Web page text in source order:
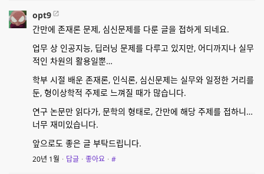
opt9
간만에 존재론 문제, 심신문제를 다룬 글을 접하게 되네요.
업무 상 인공지능, 딥러닝 문제를 다루고 있지만, 어디까지나 실무
적인 차원의 활용일뿐…
학부 시절 배운 존재론, 인식론, 심신문제는 실무와 일정한 거리를
둔, 형이상학적 주제로 느껴질 때가 많습니다.
연구 논문만 읽다가, 문학의 형태로, 간만에 해당 주제를 접하니…
너무 재미있습니다.
앞으로도 좋은 글 부탁드립니다.
20년 1월 · 답글 · 좋아요 · #